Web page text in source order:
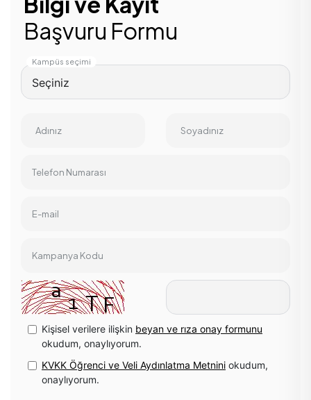
Başvuru Formu
Kampüs seçimi
Adınız Soyadınız
Telefon Numarası
E-mail
Kampanya Kodu
Kişisel verilere ilişkin beyan ve rıza onay formunu
okudum, onaylıyorum.
KVKK Öğrenci ve Veli Aydınlatma Metnini okudum,
onaylıyorum.